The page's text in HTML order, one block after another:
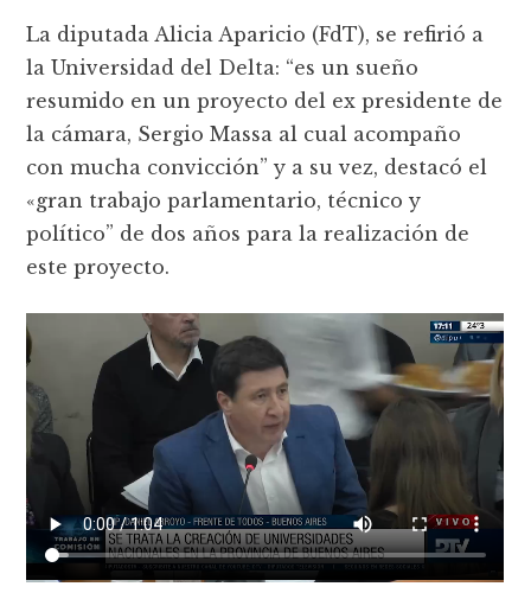
La diputada Alicia Aparicio (FdT), se refirió a
la Universidad del Delta: “es un sueño
resumido en un proyecto del ex presidente de
la cámara, Sergio Massa al cual acompaño
con mucha convicción” y a su vez, destacó el
«gran trabajo parlamentario, técnico y
político” de dos años para la realización de
este proyecto.